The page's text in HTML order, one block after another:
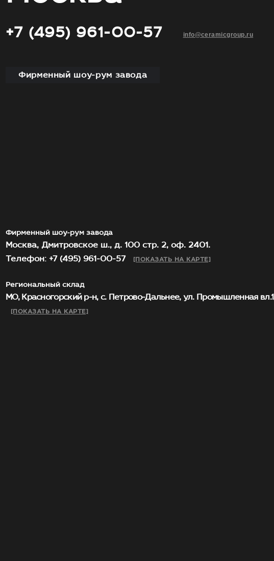
+7 (495) 961-00-57 info@ceramicgroup.ru
Фирменный шоу-рум завода
Фирменный шоу-рум завода
Москва, Дмитровское ш., д. 100 стр. 2, оф. 2401.
Телефон: +7 (495) 961-00-57
[ПОКАЗАТЬ НА КАРТЕ]
Региональный склад
МО, Красногорский р-н, с. Петрово-Дальнее, ул. Промышленная
[ПОКАЗАТЬ НА КАРТЕ]